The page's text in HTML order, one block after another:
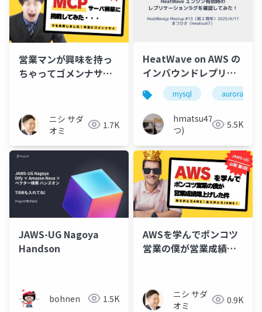
営業マンが興味を持っ
ちゃってゴメンナサ
ニシ サダ
オミ
1.7K
HeatWave on AWS の
インバウンドレプリケ
ーションで HeatWave
エンジン有効時のレプ
リケーションラグを確
認してみた！
mysql aurora
hmatsu47(ま
つ)
5.5K
JAWS-UG Nagoya
Handson
bohnen 1.5K
AWSを学んでポンコツ
営業の僕が営業成績爆
ニシ サダ
オミ
0.9K